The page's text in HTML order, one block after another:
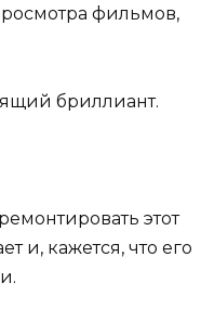
фильмов,
бриллиант.
этот
и, кажется, что его